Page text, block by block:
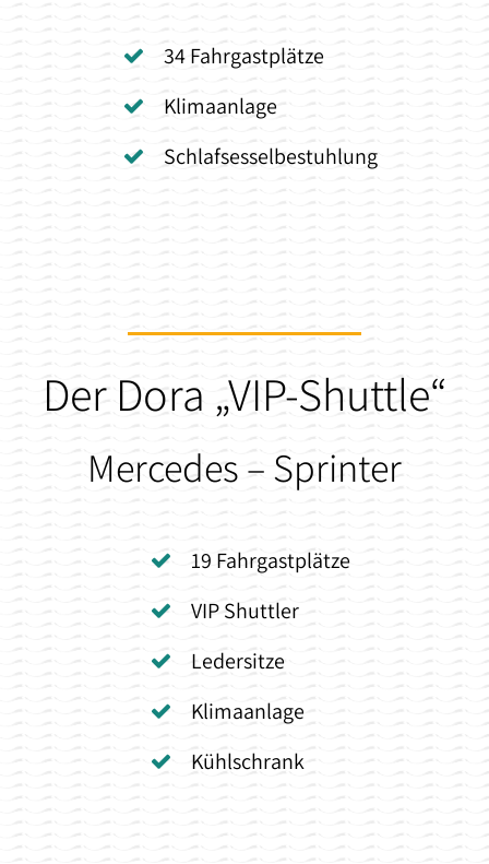
34 Fahrgastplätze
Klimaanlage
Schlafsesselbestuhlung
Der Dora „VIP-Shuttle“
Mercedes – Sprinter
19 Fahrgastplätze
VIP Shuttler
Ledersitze
Klimaanlage
Kühlschrank